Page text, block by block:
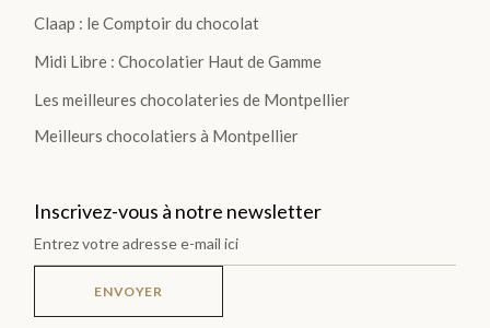
COLLECTION
Claap : le Comptoir du chocolat
Midi Libre : Chocolatier Haut de Gamme
Les meilleures chocolateries de Montpellier
Meilleurs chocolatiers à Montpellier
Inscrivez-vous à notre newsletter
ENVOYER